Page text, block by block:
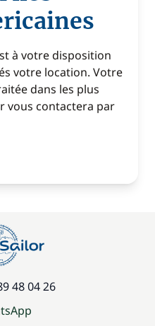
à votre disposition
votre location. Votre
dans les plus
vous contactera par
48 04 26